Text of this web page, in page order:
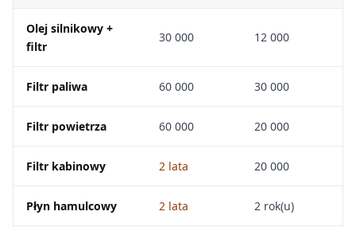
Olej silnikowy +
filtr
30 000 12 000
Filtr paliwa 60 000 30 000
Filtr powietrza 60 000 20 000
Filtr kabinowy 2 lata 20 000
Płyn hamulcowy 2 lata 2 rok(u)